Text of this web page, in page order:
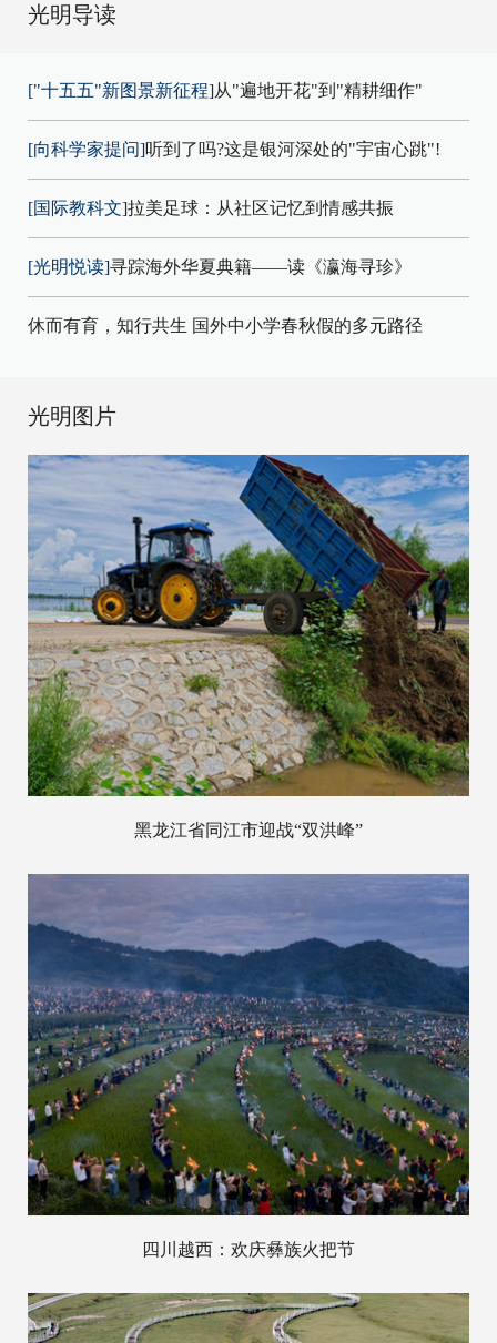
光明导读
["十五五"新图景新征程]从"遍地开花"到"精耕细作"
[向科学家提问]听到了吗?这是银河深处的"宇宙心跳"!
[国际教科文]拉美足球：从社区记忆到情感共振
[光明悦读]寻踪海外华夏典籍——读《瀛海寻珍》
休而有育，知行共生 国外中小学春秋假的多元路径
光明图片
黑龙江省同江市迎战“双洪峰”
四川越西：欢庆彝族火把节